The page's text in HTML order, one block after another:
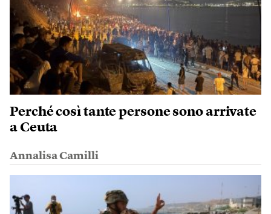
Perché così tante persone sono arrivate
a Ceuta
Annalisa Camilli